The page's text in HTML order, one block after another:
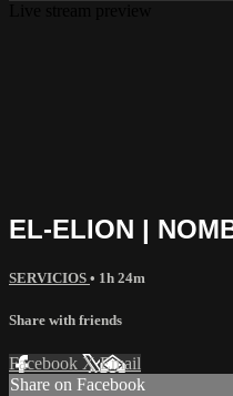
EL-ELION |
SERVICIOS • 1h 24m
Share with friends
Facebook XEmail
Share on Facebook